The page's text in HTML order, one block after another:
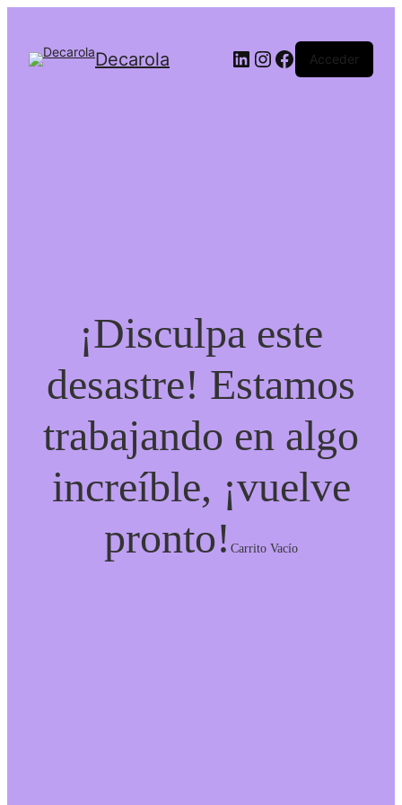
Decarola Acceder
¡Disculpa este
desastre! Estamos
trabajando en algo
increíble, ¡vuelve
pronto!